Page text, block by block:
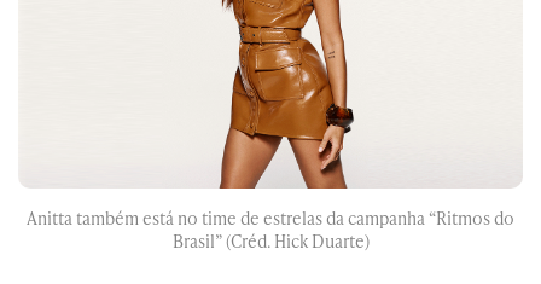
Anitta também está no time de estrelas da campanha “Ritmos do
Brasil” (Créd. Hick Duarte)